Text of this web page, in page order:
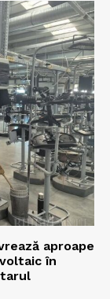
aproape
în